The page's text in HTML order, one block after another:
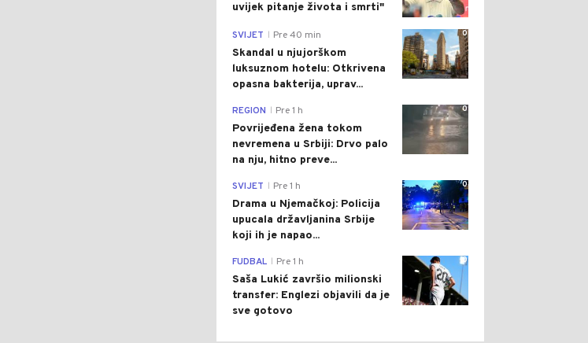
uvijek pitanje života i smrti"
0
SVIJET Pre 40 min
Skandal u njujorškom
luksuznom hotelu: Otkrivena
opasna bakterija, uprav...
0
REGION Pre 1 h
Povrijeđena žena tokom
nevremena u Srbiji: Drvo palo
na nju, hitno preve...
0
SVIJET Pre 1 h
Drama u Njemačkoj: Policija
upucala državljanina Srbije
koji ih je napao...
0
FUDBAL Pre 1 h
Saša Lukić završio milionski
transfer: Englezi objavili da je
sve gotovo